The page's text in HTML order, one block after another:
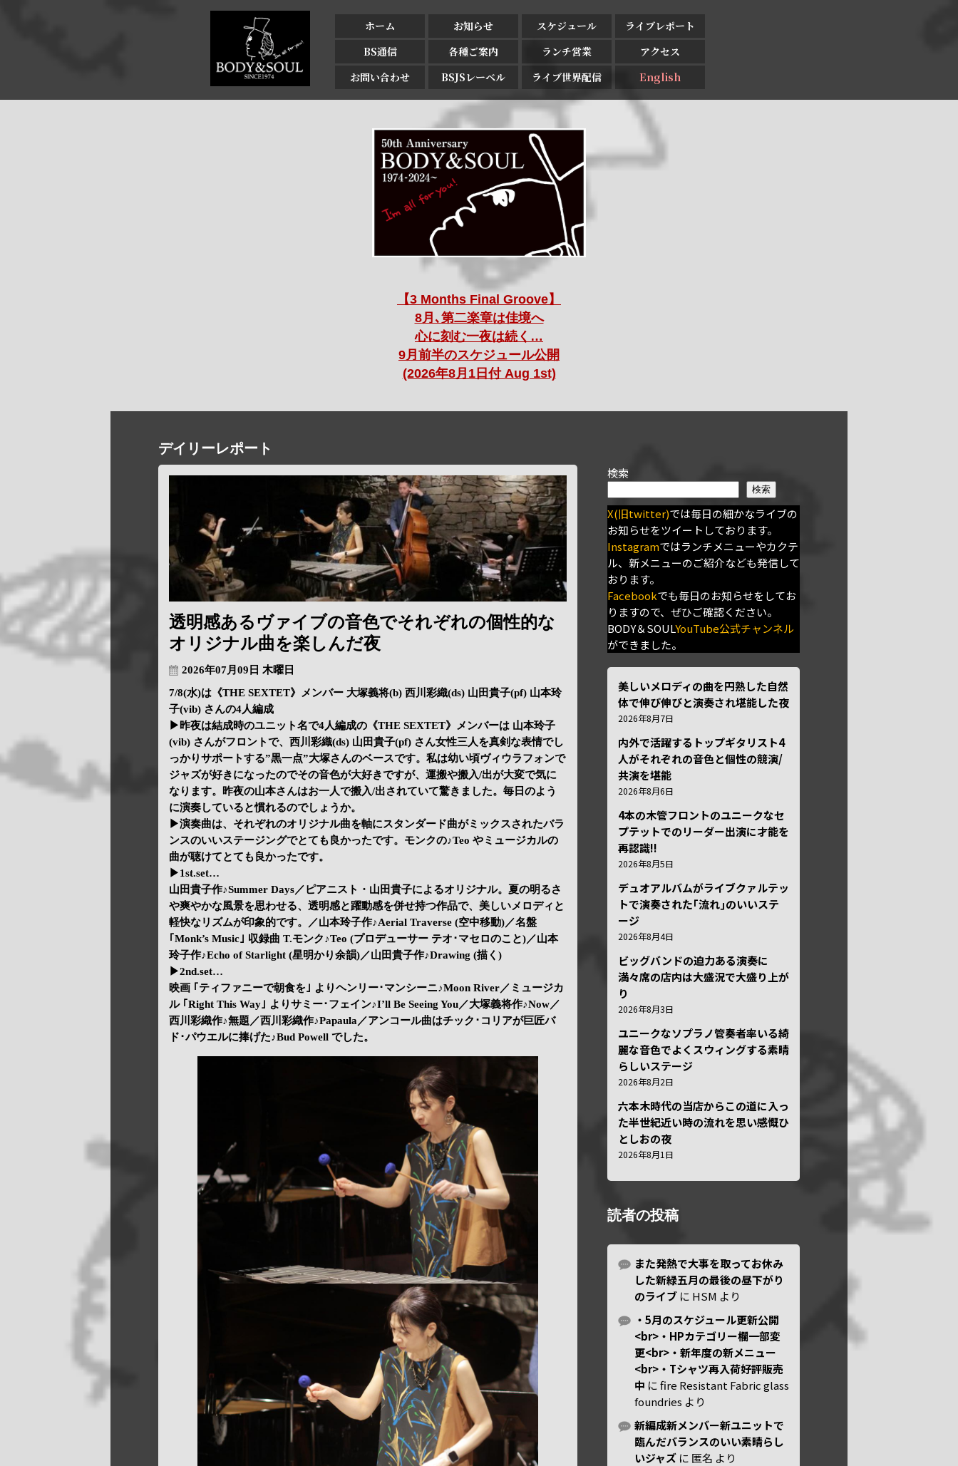
ホーム お知らせ スケジュール
ライブレポート
BS通信
各種ご案内 ランチ営業
アクセス
お問い合わせ
BSJSレーベル ライブ世界配信 English
【3 Months Final Groove】
8月､第二楽章は佳境へ
心に刻む一夜は続く…
9月前半のスケジュール公開
(2026年8月1日付 Aug 1st)
デイリーレポート
透明感あるヴァイブの音色でそれぞれの個性的な
オリジナル曲を楽しんだ夜
2026年07月09日 木曜日
7/8(水)は《THE SEXTET》メンバー 大塚義将(b) 西川彩織(ds) 山田貴子(pf) 山本玲
子(vib) さんの4人編成
▶昨夜は結成時のユニット名で4人編成の《THE SEXTET》メンバーは 山本玲子
(vib) さんがフロントで、西川彩織(ds) 山田貴子(pf) さん女性三人を真剣な表情でし
っかりサポートする”黒一点”大塚さんのベースです。私は幼い頃ヴィウラフォンで
ジャズが好きになったのでその音色が大好きですが、運搬や搬入/出が大変で気に
なります。昨夜の山本さんはお一人で搬入/出されていて驚きました。毎日のよう
に演奏していると慣れるのでしょうか。
▶演奏曲は、それぞれのオリジナル曲を軸にスタンダード曲がミックスされたバラ
ンスのいいステージングでとても良かったです。モンクの♪Teo やミュージカルの
曲が聴けてとても良かったです。
▶1st.set…
山田貴子作♪Summer Days／ピアニスト・山田貴子によるオリジナル。夏の明るさ
や爽やかな風景を思わせる、透明感と躍動感を併せ持つ作品で、美しいメロディと
軽快なリズムが印象的です。／山本玲子作♪Aerial Traverse (空中移動)／名盤
｢Monk’s Music｣ 収録曲 T.モンク♪Teo (プロデューサー テオ･マセロのこと)／山本
玲子作♪Echo of Starlight (星明かり余韻)／山田貴子作♪Drawing (描く)
▶2nd.set…
映画 ｢ティファニーで朝食を｣ よりヘンリー･マンシーニ♪Moon River／ミュージカ
ル ｢Right This Way｣ よりサミー･フェイン♪I’ll Be Seeing You／大塚義将作♪Now／
西川彩織作♪無題／西川彩織作♪Papaula／アンコール曲はチック･コリアが巨匠バ
ド･パウエルに捧げた♪Bud Powell でした。
検索
検索
X(旧twitter)では毎日の細かなライブの
お知らせをツイートしております。
Instagramではランチメニューやカクテ
ル、新メニューのご紹介なども発信して
おります。
Facebookでも毎日のお知らせをしてお
りますので、ぜひご確認ください。
BODY＆SOULYouTube公式チャンネル
ができました。
美しいメロディの曲を円熟した自然
体で伸び伸びと演奏され堪能した夜
2026年8月7日
内外で活躍するトップギタリスト4
人がそれぞれの音色と個性の競演/
共演を堪能
2026年8月6日
4本の木管フロントのユニークなセ
プテットでのリーダー出演に才能を
再認識!!
2026年8月5日
デュオアルバムがライブクァルテッ
トで演奏された｢流れ｣のいいステ
ージ
2026年8月4日
ビッグバンドの迫力ある演奏に
満々席の店内は大盛況で大盛り上が
り
2026年8月3日
ユニークなソプラノ管奏者率いる綺
麗な音色でよくスウィングする素晴
らしいステージ
2026年8月2日
六本木時代の当店からこの道に入っ
た半世紀近い時の流れを思い感慨ひ
としおの夜
2026年8月1日
読者の投稿
また発熱で大事を取ってお休み
した新緑五月の最後の昼下がり
のライブ に HSM より
・5月のスケジュール更新公開
<br>・HPカテゴリー欄一部変
更<br>・新年度の新メニュー
<br>・Tシャツ再入荷好評販売
中 にfire Resistant Fabric glass
foundries より
新編成新メンバー新ユニットで
臨んだバランスのいい素晴らし
いジャズ に 匿名 より